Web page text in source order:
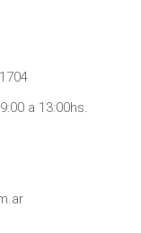
a 13:00hs.